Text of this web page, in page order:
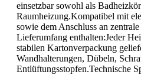
einsetzbar sowohl als
Raumheizung.Kompatibel mit
sowie dem Anschluss an
Lieferumfang enthalten:Jeder
stabilen Kartonverpackung
Wandhalterungen, Dübeln,
Entlüftungsstopfen.Technische